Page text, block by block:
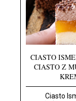
CIASTO
CIASTO Z
Ciasto